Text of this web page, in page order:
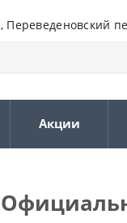
Переведеновский
Акции